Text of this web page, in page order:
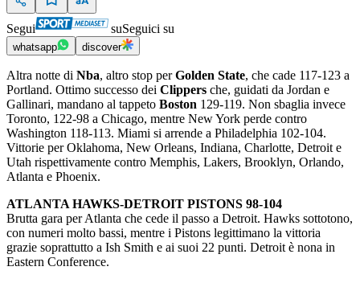
Segui suSeguici su
whatsapp discover
Altra notte di Nba, altro stop perGolden State, che cade 117-123 a
Portland. Ottimo successo dei Clippers che, guidati da Jordan e
Gallinari, mandano al tappeto Boston 129-119. Non sbaglia invece
Toronto, 122-98 a Chicago, mentre New York perde contro
Washington 118-113. Miami si arrende a Philadelphia 102-104.
Vittorie per Oklahoma, New Orleans, Indiana, Charlotte, Detroit e
Utah rispettivamente contro Memphis, Lakers, Brooklyn, Orlando,
Atlanta e Phoenix.
ATLANTA HAWKS-DETROIT PISTONS 98-104
Brutta gara per Atlanta che cede il passo a Detroit. Hawks sottotono,
con numeri molto bassi, mentre i Pistons legittimano la vittoria
grazie soprattutto a Ish Smith e ai suoi 22 punti. Detroit è nona in
Eastern Conference.